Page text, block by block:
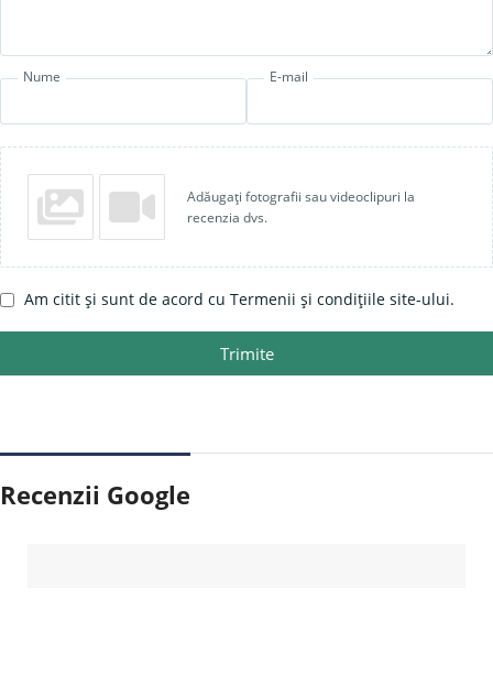
Nume E-mail
Adăugați fotografii sau videoclipuri la
recenzia dvs.
Am citit și sunt de acord cu Termenii și condițiile site-ului.
Trimite
Recenzii Google